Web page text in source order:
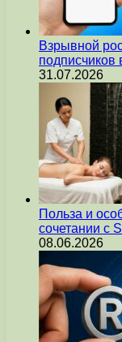
Взрывной
31.07.2026
Польза и
сочетании с
08.06.2026